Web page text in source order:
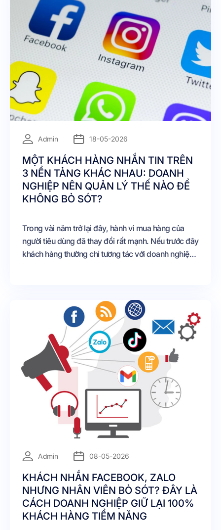
Admin 18-05-2026
MỘT KHÁCH HÀNG NHẮN TIN TRÊN
3 NỀN TẢNG KHÁC NHAU: DOANH
NGHIỆP NÊN QUẢN LÝ THẾ NÀO ĐỂ
KHÔNG BỎ SÓT?
Trong vài năm trở lại đây, hành vi mua hàng của
người tiêu dùng đã thay đổi rất mạnh. Nếu trước đây
khách hàng thường chỉ tương tác với doanh nghiệp
sáng, đến trưa nhắn tin Facebook để hỏi giá, và tối
lại chốt đơn qua Zalo vì muốn trao đổi nhanh hơn
hoặc tiện lưu thông tin hơn.
Admin 08-05-2026
KHÁCH NHẮN FACEBOOK, ZALO
NHƯNG NHÂN VIÊN BỎ SÓT? ĐÂY LÀ
CÁCH DOANH NGHIỆP GIỮ LẠI 100%
KHÁCH HÀNG TIỀM NĂNG